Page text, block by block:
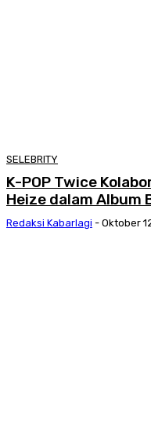
SELEBRITY
K-POP Twice
Heize dalam Album
Redaksi Kabarlagi - Oktober